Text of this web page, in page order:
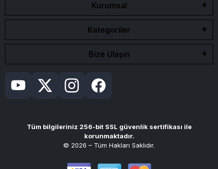
Kurumsal
Kategoriler
Bize Ulaşın
Tüm bilgileriniz 256-bit SSL güvenlik sertifikası ile
korunmaktadır.
© 2026 – Tüm Hakları Saklıdır.